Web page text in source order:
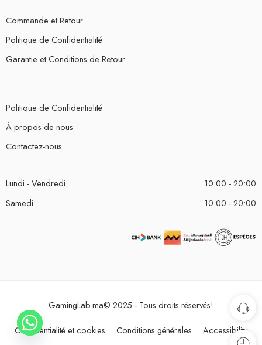
Commande et Retour
Politique de Confidentialité
Garantie et Conditions de Retour
Politique de Confidentialité
À propos de nous
Contactez-nous
Lundi - Vendredi
10:00 - 20:00
Samedi
10:00 - 20:00
GamingLab.ma© 2025 - Tous droits réservés!
Confidentialité et cookies Conditions générales Accessibility